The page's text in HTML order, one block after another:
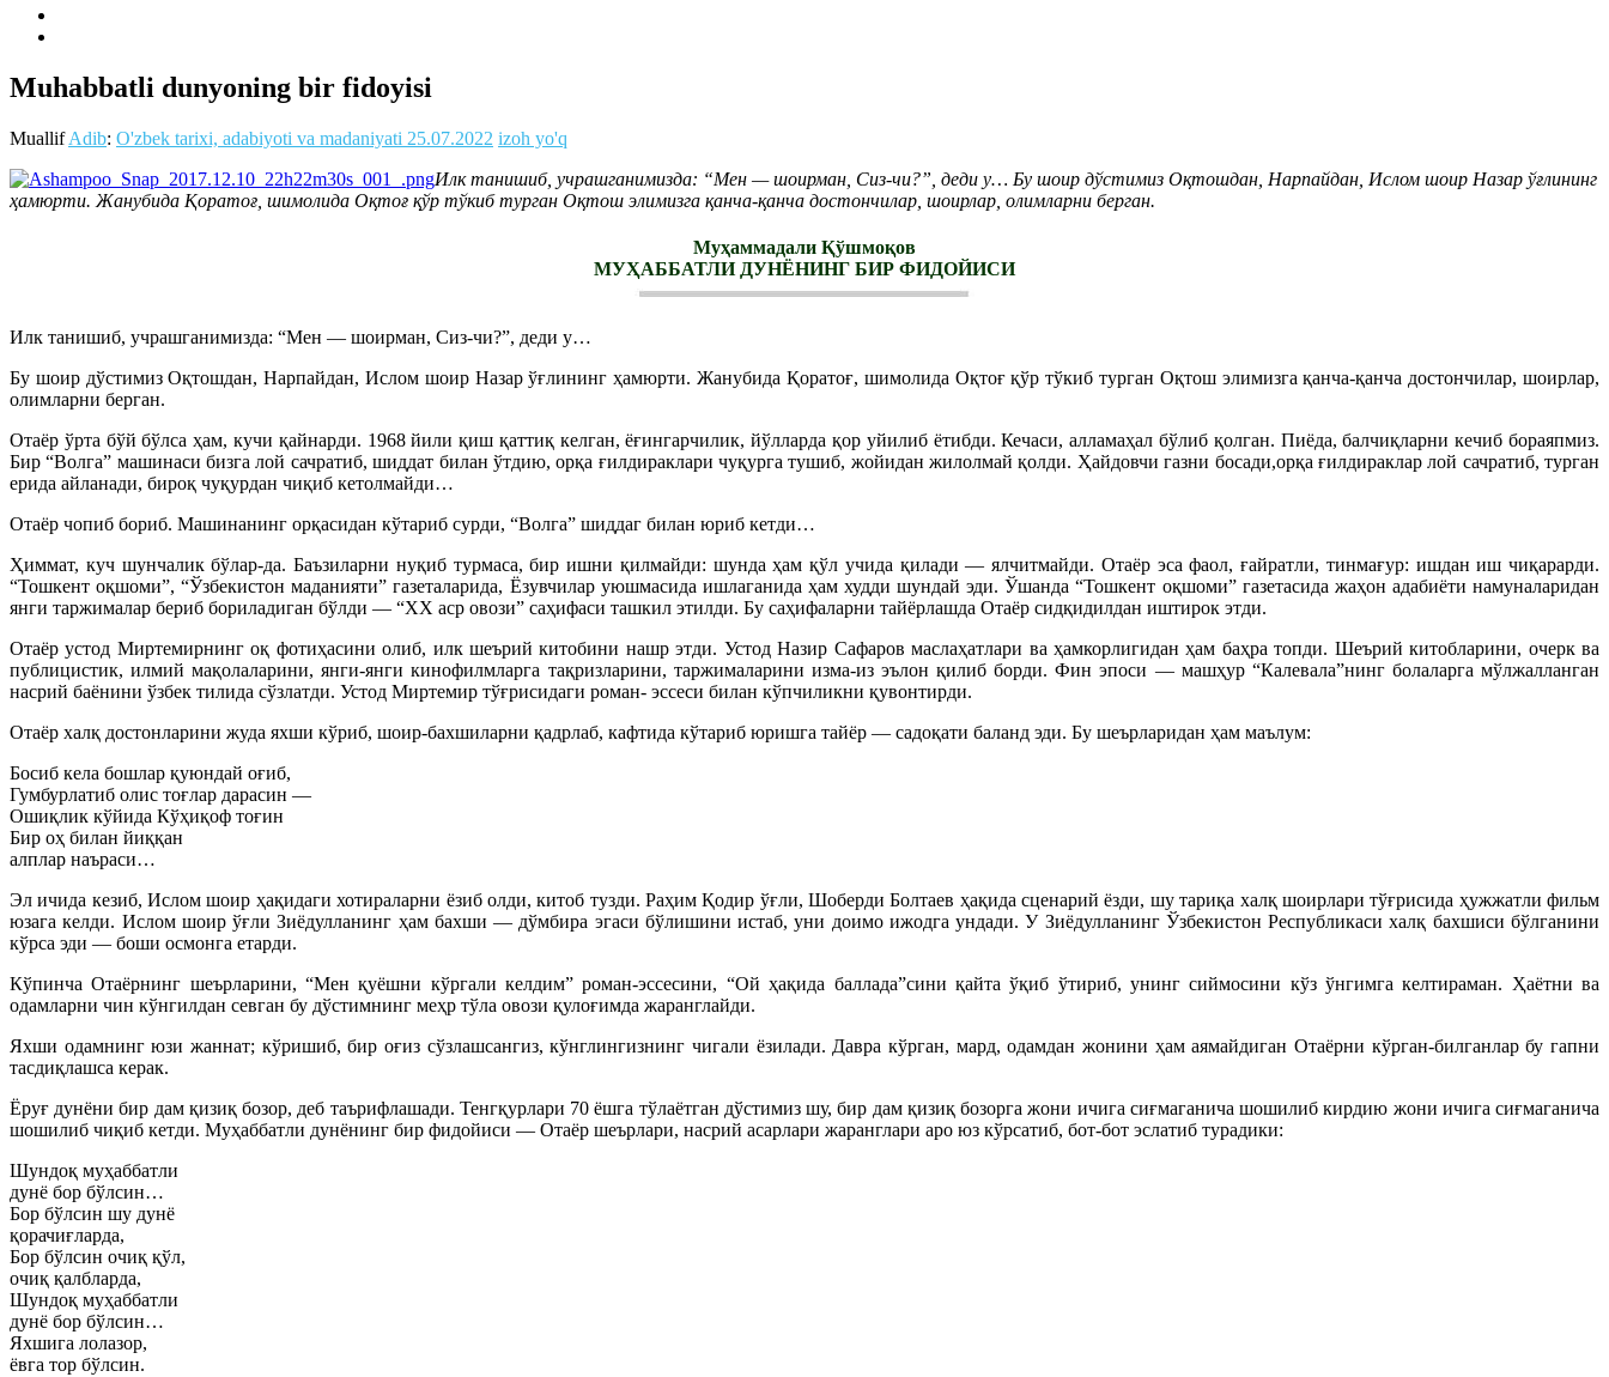
Muhabbatli dunyoning bir fidoyisi
MuallifAdib: O'zbek tarixi, adabiyoti va madaniyati 25.07.2022 izoh yo'q
Илк танишиб, учрашганимизда: “Мен — шоирман, Сиз-чи?”, деди у… Бу шоир дўстимиз Оқтошдан, Нарпайдан, Ислом шоир Назар ўғлининг
ҳамюрти. Жанубида Қоратоғ, шимолида Оқтоғ қўр тўкиб турган Оқтош элимизга қанча-қанча достончилар, шоирлар, олимларни берган.
Муҳаммадали Қўшмоқов
МУҲАББАТЛИ ДУНЁНИНГ БИР ФИДОЙИСИ
Илк танишиб, учрашганимизда: “Мен — шоирман, Сиз-чи?”, деди у…
Бу шоир дўстимиз Оқтошдан, Нарпайдан, Ислом шоир Назар ўғлининг ҳамюрти. Жанубида Қоратоғ, шимолида Оқтоғ қўр тўкиб турган Оқтош элимизга қанча-қанча достончилар, шоирлар,
олимларни берган.
Отаёр ўрта бўй бўлса ҳам, кучи қайнарди. 1968 йили қиш қаттиқ келган, ёғингарчилик, йўлларда қор уйилиб ётибди. Кечаси, алламаҳал бўлиб қолган. Пиёда, балчиқларни кечиб бораяпмиз.
Бир “Волга” машинаси бизга лой сачратиб, шиддат билан ўтдию, орқа ғилдираклари чуқурга тушиб, жойидан жилолмай қолди. Ҳайдовчи газни босади,орқа ғилдираклар лой сачратиб, турган
ерида айланади, бироқ чуқурдан чиқиб кетолмайди…
Отаёр чопиб бориб. Машинанинг орқасидан кўтариб сурди, “Волга” шиддаг билан юриб кетди…
Ҳиммат, куч шунчалик бўлар-да. Баъзиларни нуқиб турмаса, бир ишни қилмайди: шунда ҳам қўл учида қилади — ялчитмайди. Отаёр эса фаол, ғайратли, тинмағур: ишдан иш чиқарарди.
“Тошкент оқшоми”, “Ўзбекистон маданияти” газеталарида, Ёзувчилар уюшмасида ишлаганида ҳам худди шундай эди. Ўшанда “Тошкент оқшоми” газетасида жаҳон адабиёти намуналаридан
янги таржималар бериб бориладиган бўлди — “XX аср овози” саҳифаси ташкил этилди. Бу саҳифаларни тайёрлашда Отаёр сидқидилдан иштирок этди.
Отаёр устод Миртемирнинг оқ фотиҳасини олиб, илк шеърий китобини нашр этди. Устод Назир Сафаров маслаҳатлари ва ҳамкорлигидан ҳам баҳра топди. Шеърий китобларини, очерк ва
публицистик, илмий мақолаларини, янги-янги кинофилмларга тақризларини, таржималарини изма-из эълон қилиб борди. Фин эпоси — машҳур “Калевала”нинг болаларга мўлжалланган
насрий баёнини ўзбек тилида сўзлатди. Устод Миртемир тўғрисидаги роман- эссеси билан кўпчиликни қувонтирди.
Отаёр халқ достонларини жуда яхши кўриб, шоир-бахшиларни қадрлаб, кафтида кўтариб юришга тайёр — садоқати баланд эди. Бу шеърларидан ҳам маълум:
Босиб кела бошлар қуюндай оғиб,
Гумбурлатиб олис тоғлар дарасин —
Ошиқлик кўйида Кўҳиқоф тоғин
Бир оҳ билан йиққан
алплар наъраси…
Эл ичида кезиб, Ислом шоир ҳақидаги хотираларни ёзиб олди, китоб тузди. Раҳим Қодир ўғли, Шоберди Болтаев ҳақида сценарий ёзди, шу тариқа халқ шоирлари тўғрисида ҳужжатли фильм
юзага келди. Ислом шоир ўғли Зиёдулланинг ҳам бахши — дўмбира эгаси бўлишини истаб, уни доимо ижодга ундади. У Зиёдулланинг Ўзбекистон Республикаси халқ бахшиси бўлганини
кўрса эди — боши осмонга етарди.
Кўпинча Отаёрнинг шеърларини, “Мен қуёшни кўргали келдим” роман-эссесини, “Ой ҳақида баллада”сини қайта ўқиб ўтириб, унинг сиймосини кўз ўнгимга келтираман. Ҳаётни ва
одамларни чин кўнгилдан севган бу дўстимнинг меҳр тўла овози қулоғимда жаранглайди.
Яхши одамнинг юзи жаннат; кўришиб, бир оғиз сўзлашсангиз, кўнглингизнинг чигали ёзилади. Давра кўрган, мард, одамдан жонини ҳам аямайдиган Отаёрни кўрган-билганлар бу гапни
тасдиқлашса керак.
Ёруғ дунёни бир дам қизиқ бозор, деб таърифлашади. Тенгқурлари 70 ёшга тўлаётган дўстимиз шу, бир дам қизиқ бозорга жони ичига сиғмаганича шошилиб кирдию жони ичига сиғмаганича
шошилиб чиқиб кетди. Муҳаббатли дунёнинг бир фидойиси — Отаёр шеърлари, насрий асарлари жаранглари аро юз кўрсатиб, бот-бот эслатиб турадики:
Шундоқ муҳаббатли
дунё бор бўлсин…
Бор бўлсин шу дунё
қорачиғларда,
Бор бўлсин очиқ қўл,
очиқ қалбларда,
Шундоқ муҳаббатли
дунё бор бўлсин…
Яхшига лолазор,
ёвга тор бўлсин.